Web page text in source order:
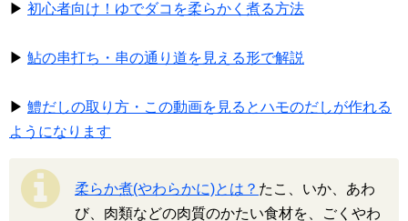
▶ 初心者向け！ゆでダコを柔らかく煮る方法
▶ 鮎の串打ち・串の通り道を見える形で解説
▶ 鱧だしの取り方・この動画を見るとハモのだしが作れる
ようになります
柔らか煮(やわらかに)とは？ たこ、いか、あわ
び、肉類などの肉質のかたい食材を、ごくやわ